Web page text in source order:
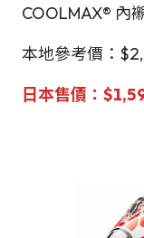
COOLMAX® 內
本地參考價：
日本售價：